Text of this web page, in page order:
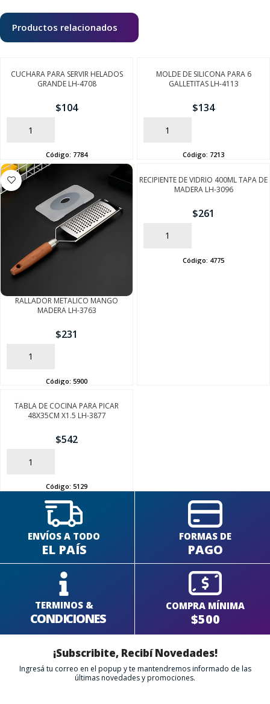
Productos relacionados
CUCHARA PARA SERVIR HELADOS
GRANDE LH-4708
$104
AÑADIR
Código: 7784
MOLDE DE SILICONA PARA 6
GALLETITAS LH-4113
$134
AÑADIR
Código: 7213
RALLADOR METALICO MANGO
MADERA LH-3763
$231
AÑADIR
Código: 5900
RECIPIENTE DE VIDRIO 400ML TAPA DE
MADERA LH-3096
$261
AÑADIR
Código: 4775
TABLA DE COCINA PARA PICAR
48X35CM X1.5 LH-3877
$542
AÑADIR
Código: 5129
ENVÍOS A TODO
EL PAÍS
FORMAS DE
PAGO
TERMINOS &
CONDICIONES
COMPRA MÍNIMA
$500
¡Subscribite, Recibí Novedades!
Ingresá tu correo en el popup y te mantendremos informado de las
últimas novedades y promociones.